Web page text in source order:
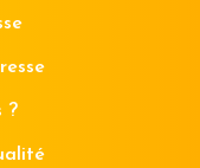
?